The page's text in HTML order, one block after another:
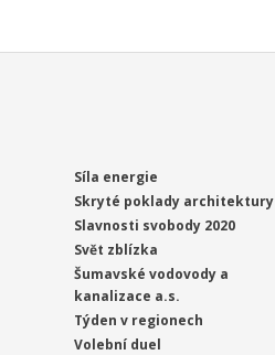
Síla energie
Skryté poklady architektury
Slavnosti svobody 2020
Svět zblízka
Šumavské vodovody a
kanalizace a.s.
Týden v regionech
Volební duel